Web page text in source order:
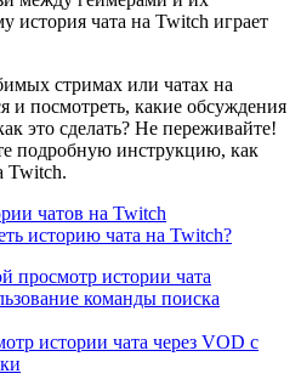
история чата на Twitch играет
стримах или чатах на
и посмотреть, какие обсуждения
это сделать? Не переживайте!
подробную инструкцию, как
Twitch.
чатов на Twitch
историю чата на Twitch?
просмотр истории чата
команды поиска
истории чата через VOD с